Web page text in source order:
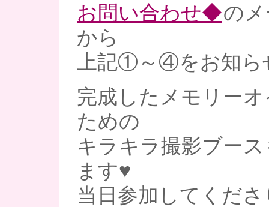
お問い合わせ◆の
から
上記①～④をお知ら
完成したメモリー
ための
キラキラ撮影ブー
ます♥
当日参加してくだ